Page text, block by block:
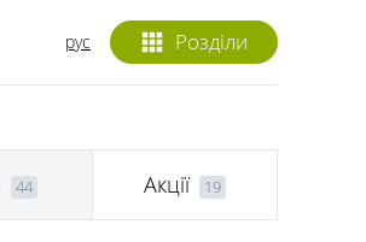
Розділи
рус
44 Акції 19